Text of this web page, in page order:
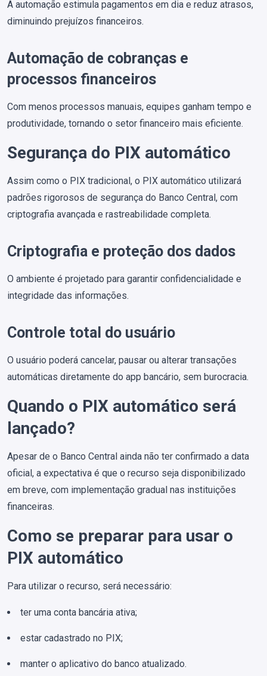
A automação estimula pagamentos em dia e reduz atrasos,
diminuindo prejuízos financeiros.
Automação de cobranças e
processos financeiros
Com menos processos manuais, equipes ganham tempo e
produtividade, tornando o setor financeiro mais eficiente.
Segurança do PIX automático
Assim como o PIX tradicional, o PIX automático utilizará
padrões rigorosos de segurança do Banco Central, com
criptografia avançada e rastreabilidade completa.
Criptografia e proteção dos dados
O ambiente é projetado para garantir confidencialidade e
integridade das informações.
Controle total do usuário
O usuário poderá cancelar, pausar ou alterar transações
automáticas diretamente do app bancário, sem burocracia.
Quando o PIX automático será
lançado?
Apesar de o Banco Central ainda não ter confirmado a data
oficial, a expectativa é que o recurso seja disponibilizado
em breve, com implementação gradual nas instituições
financeiras.
Como se preparar para usar o
PIX automático
Para utilizar o recurso, será necessário:
ter uma conta bancária ativa;
estar cadastrado no PIX;
manter o aplicativo do banco atualizado.